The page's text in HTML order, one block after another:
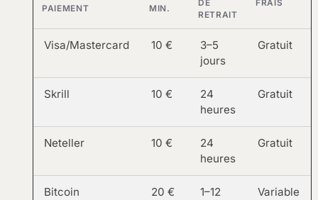
PAIEMENT
MIN.
DE
RETRAIT
FRAIS
Visa/Mastercard 10 €
3–5
jours
Gratuit
Skrill 10 €
24
heures
Gratuit
Neteller 10 €
24
heures
Gratuit
Bitcoin 20 €
1–12
Variable